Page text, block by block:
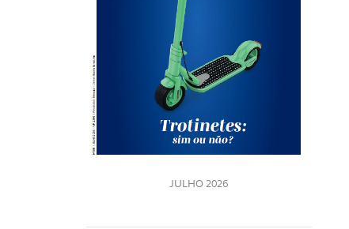
JULHO 2026